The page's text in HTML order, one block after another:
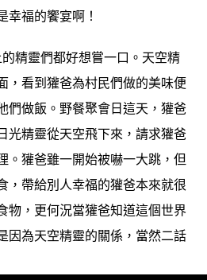
幸福的饗宴啊！
精靈們都好想嘗一口。天空精
，看到獾爸為村民們做的美味便
們做飯。野餐聚會日這天，獾爸
光精靈從天空飛下來，請求獾爸
。獾爸雖一開始被嚇一大跳，但
，帶給別人幸福的獾爸本來就很
物，更何況當獾爸知道這個世界
因為天空精靈的關係，當然二話